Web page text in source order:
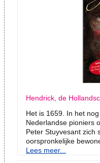
Hendrick, de
Het is 1659. In het
Nederlandse pioniers
Peter Stuyvesant zich
oorspronkelijke
Lees meer...